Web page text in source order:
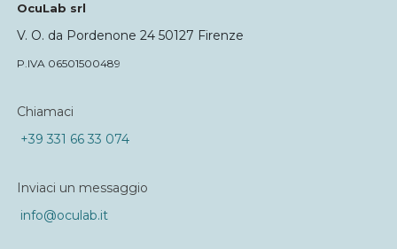
OcuLab srl
V. O. da Pordenone 24 50127 Firenze
P.IVA 06501500489
Chiamaci
+39 331 66 33 074
Inviaci un messaggio
info@oculab.it